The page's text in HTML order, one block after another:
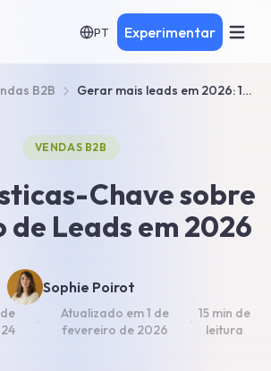
PT Experimentar
B2B Gerar mais leads em 2026: 19 indicadores-chave
VENDAS B2B
Chave sobre
de Leads em 2026
Sophie Poirot
·
Atualizado em1 de
fevereiro de 2026
·
15 min de
leitura